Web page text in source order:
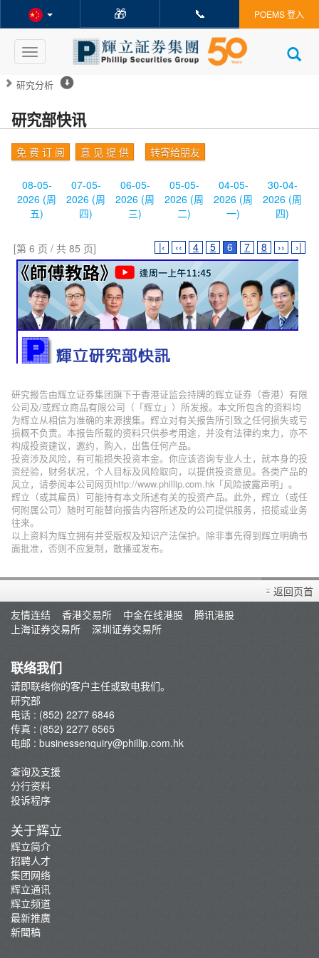
🎁 📞 POEMS 登入
Toggle
navigation
研究分析
研究部快讯
免 费 订 阅 意 见 提 供 转寄给朋友
08-05-
2026 (周
五)
07-05-
2026 (周
四)
06-05-
2026 (周
三)
05-05-
2026 (周
二)
04-05-
2026 (周
一)
30-04-
2026 (周
四)
[第 6 页 / 共 85 页] |‹ ‹‹ 4 5 6 7 8 ›› ›|
研究报告由辉立证券集团旗下于香港证监会持牌的辉立证券（香港）有限
公司及/或辉立商品有限公司（「辉立」）所发报。本文所包含的资料均
为辉立从相信为准确的来源搜集。辉立对有关报告所引致之任何损失或亏
损概不负责。本报告所载的资料只供参考用途，并没有法律约束力，亦不
构成投资建议，邀约，购入，出售任何产品。
投资涉及风险，有可能损失投资本金。你应该咨询专业人士，就本身的投
资经验，财务状况，个人目标及风险取向，以提供投资意见。各类产品的
风立，请参阅本公司网页http://www.phillip.com.hk「风险披露声明」。
辉立（或其雇员）可能持有本文所述有关的投资产品。此外，辉立（或任
何附属公司）随时可能替向报告内容所述及的公司提供服务，招揽或业务
往来。
以上资料为辉立拥有并受版权及知识产法保护。除非事先得到辉立明确书
面批准，否则不应复制，散播或发布。
返回页首
友情连结
香港交易所 中金在线港股
腾讯港股
上海证券交易所
深圳证券交易所
联络我们
请即联络你的客户主任或致电我们。
研究部
电话 : (852) 2277 6846
传真 : (852) 2277 6565
电邮 : businessenquiry@phillip.com.hk
查询及支援
分行资料
投诉程序
关于辉立
辉立简介
招聘人才
集团网络
辉立通讯
辉立频道
最新推廣
新聞稿